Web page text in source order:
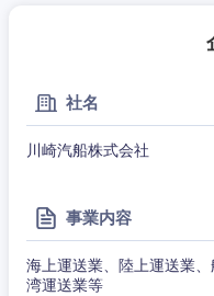
社名
川崎汽船株式会社
事業内容
海上運送業、陸上運送業
湾運送業等